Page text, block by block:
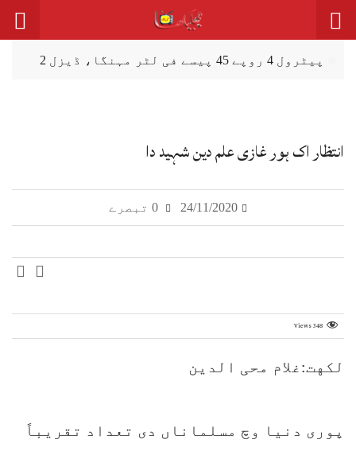
پیٹرول 4 روپے 45 پیسے فی لٹر مہنگا، ڈیزل 2
اینٹی پرسنل مائن (بارودی سرنگ) برآمد
پربندھ (گڈ گورننس) لئی فنکشنل مسلم لیگ وی
انتظار اک ہور غازی علم دین شہید دا
24/11/2020
Views348
لكهت:غلام محی الدین
پوری دنیا وچ مسلماناں دی تعداد تقریباً